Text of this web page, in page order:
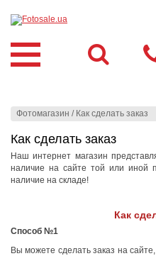
Фотомагазин / Как сделать заказ
Как сделать заказ
Наш интернет магазин
наличие на сайте той или иной
наличие на складе!
Как
Способ №1
Вы можете сделать заказ на